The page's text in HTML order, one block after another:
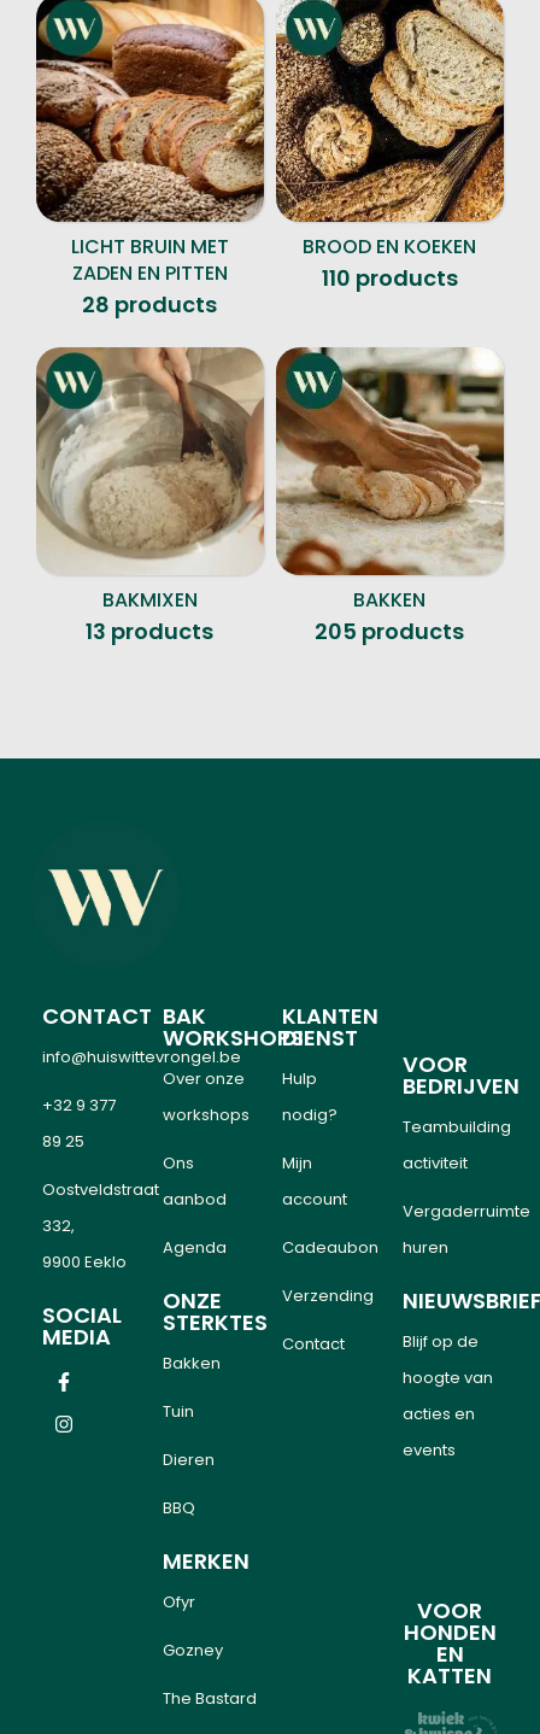
LICHT BRUIN MET
ZADEN EN PITTEN
28 products
BROOD EN KOEKEN
110 products
BAKMIXEN
13 products
BAKKEN
205 products
CONTACT
info@huiswittevrongel.be
+32 9 377
89 25
Oostveldstraat
332,
9900 Eeklo
SOCIAL
MEDIA
BAK
WORKSHOPS
Over onze
workshops
Ons
aanbod
Agenda
ONZE
STERKTES
Bakken
Tuin
Dieren
BBQ
MERKEN
Ofyr
Gozney
The Bastard
KLANTEN
DIENST
Hulp
nodig?
Mijn
account
Cadeaubon
Verzending
Contact
VOOR
BEDRIJVEN
Teambuilding
activiteit
Vergaderruimte
huren
Blijf op de
hoogte van
acties en
events
VOOR
HONDEN
EN
KATTEN